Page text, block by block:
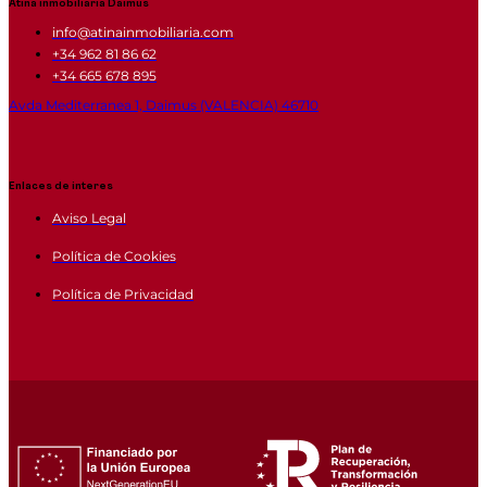
Atina inmobiliaria Daimus
info@atinainmobiliaria.com
+34 962 81 86 62
+34 665 678 895
Avda Mediterranea 1, Daimus (VALENCIA) 46710
Enlaces de interes
Aviso Legal
Política de Cookies
Política de Privacidad